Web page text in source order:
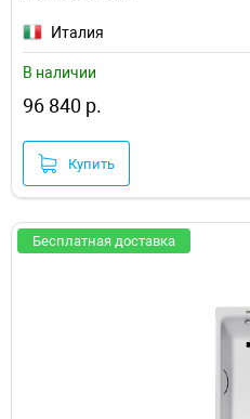
Италия
В наличии
96 840 р.
Купить
Бесплатная доставка